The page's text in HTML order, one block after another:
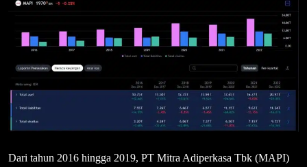
Dari tahun 2016 hingga 2019, PT Mitra Adiperkasa Tbk (MAPI)